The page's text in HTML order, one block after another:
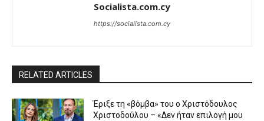
Socialista.com.cy
https://socialista.com.cy
RELATED ARTICLES
Έριξε τη «βόμβα» του ο Χριστόδουλος
Χριστοδούλου – «Δεν ήταν επιλογή μου